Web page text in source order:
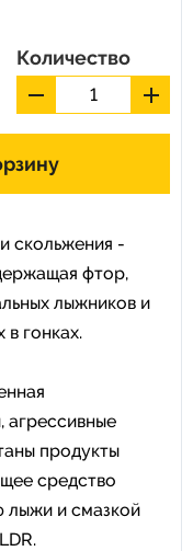
Количество
скольжения -
фтор,
лыжников и
гонках.
агрессивные
продукты
средство
лыжи и смазкой